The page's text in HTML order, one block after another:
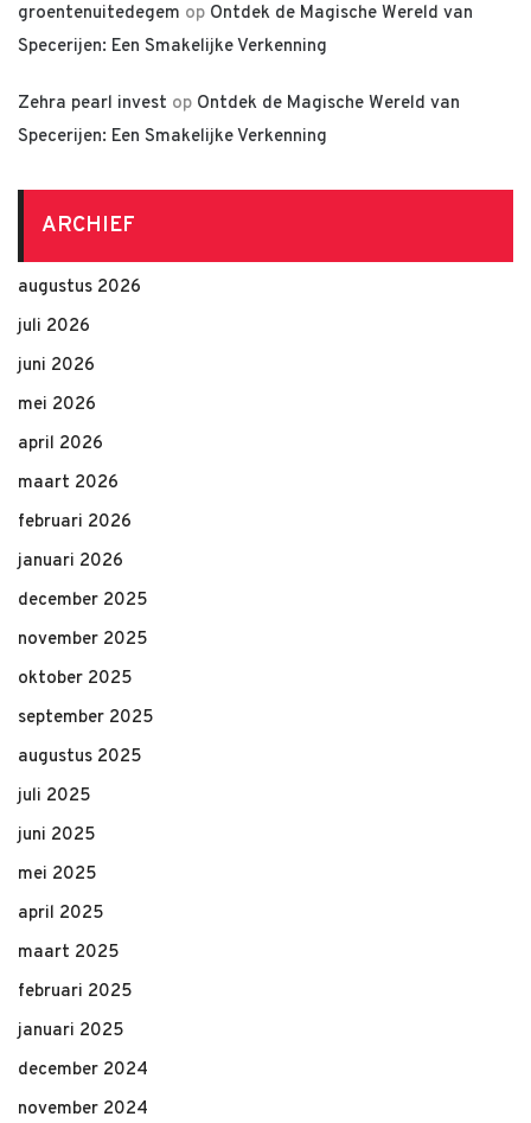
groentenuitedegem op Ontdek de Magische Wereld van
Specerijen: Een Smakelijke Verkenning
Zehra pearl invest op Ontdek de Magische Wereld van
Specerijen: Een Smakelijke Verkenning
ARCHIEF
augustus 2026
juli 2026
juni 2026
mei 2026
april 2026
maart 2026
februari 2026
januari 2026
december 2025
november 2025
oktober 2025
september 2025
augustus 2025
juli 2025
juni 2025
mei 2025
april 2025
maart 2025
februari 2025
januari 2025
december 2024
november 2024